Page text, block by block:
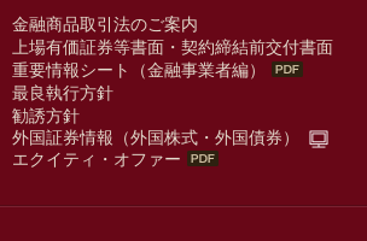
金融商品取引法のご案内
上場有価証券等書面・契約締結前交付書面
重要情報シート（金融事業者編）
最良執行方針
勧誘方針
外国証券情報（外国株式・外国債券）
エクイティ・オファー